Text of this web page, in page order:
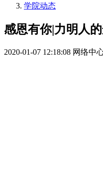
学院动态
感恩有你|力明人
2020-01-07 12:18:08 网络中